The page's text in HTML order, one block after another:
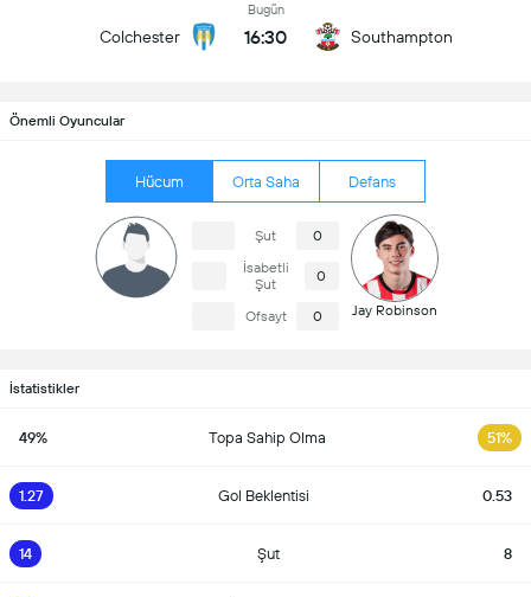
Colchester
Bugün
16:30 Southampton
Önemli Oyuncular
Hücum Orta Saha Defans
Şut
0
İsabetli
Şut
0
Ofsayt 0 Jay Robinson
İstatistikler
49% Topa Sahip Olma 51%
1.27 Gol Beklentisi 0.53
14 Şut 8